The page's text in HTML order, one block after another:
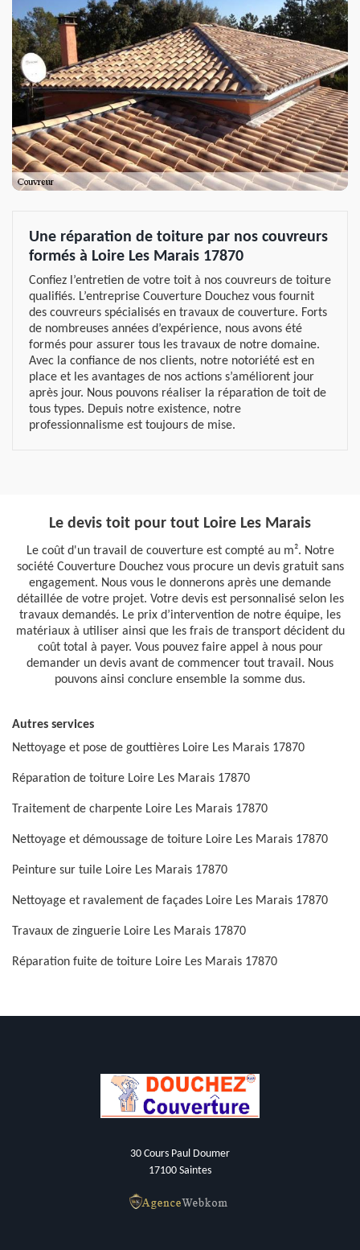
Une réparation de toiture par nos couvreurs
formés à Loire Les Marais 17870
Confiez l’entretien de votre toit à nos couvreurs de toiture
qualifiés. L’entreprise Couverture Douchez vous fournit
des couvreurs spécialisés en travaux de couverture. Forts
de nombreuses années d’expérience, nous avons été
formés pour assurer tous les travaux de notre domaine.
Avec la confiance de nos clients, notre notoriété est en
place et les avantages de nos actions s’améliorent jour
après jour. Nous pouvons réaliser la réparation de toit de
tous types. Depuis notre existence, notre
professionnalisme est toujours de mise.
Le devis toit pour tout Loire Les Marais
Le coût d'un travail de couverture est compté au m². Notre
société Couverture Douchez vous procure un devis gratuit sans
engagement. Nous vous le donnerons après une demande
détaillée de votre projet. Votre devis est personnalisé selon les
travaux demandés. Le prix d’intervention de notre équipe, les
matériaux à utiliser ainsi que les frais de transport décident du
coût total à payer. Vous pouvez faire appel à nous pour
demander un devis avant de commencer tout travail. Nous
pouvons ainsi conclure ensemble la somme dus.
Autres services
Nettoyage et pose de gouttières Loire Les Marais 17870
Réparation de toiture Loire Les Marais 17870
Traitement de charpente Loire Les Marais 17870
Nettoyage et démoussage de toiture Loire Les Marais 17870
Peinture sur tuile Loire Les Marais 17870
Nettoyage et ravalement de façades Loire Les Marais 17870
Travaux de zinguerie Loire Les Marais 17870
Réparation fuite de toiture Loire Les Marais 17870
30 Cours Paul Doumer
17100 Saintes